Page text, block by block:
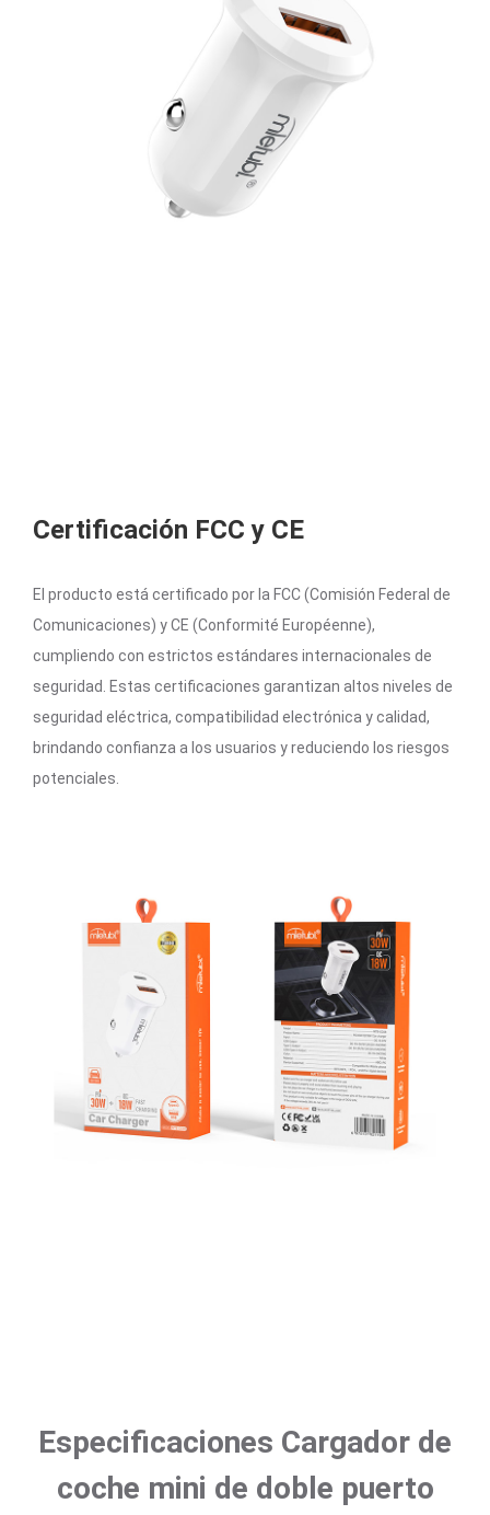
Certificación FCC y CE
El producto está certificado por la FCC (Comisión Federal de
Comunicaciones) y CE (Conformité Européenne),
cumpliendo con estrictos estándares internacionales de
seguridad. Estas certificaciones garantizan altos niveles de
seguridad eléctrica, compatibilidad electrónica y calidad,
brindando confianza a los usuarios y reduciendo los riesgos
potenciales.
Especificaciones Cargador de
coche mini de doble puerto